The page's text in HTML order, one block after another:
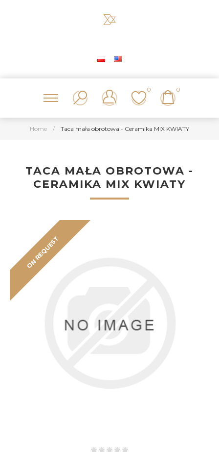
0 0
Home / Taca mała obrotowa - Ceramika MIX KWIATY
TACA MAŁA OBROTOWA -
CERAMIKA MIX KWIATY
ON REQUEST